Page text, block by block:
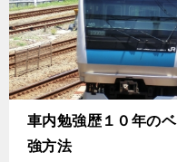
車内勉強歴１０年の
強方法